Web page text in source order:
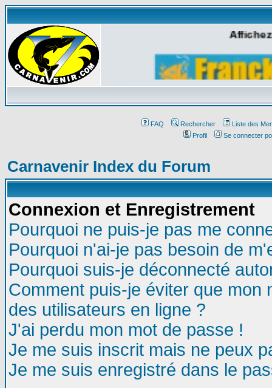
FAQ Rechercher
Liste des
Profil
Se connecter
Carnavenir Index du Forum
Connexion et Enregistrement
Pourquoi ne puis-je pas me
Pourquoi n'ai-je pas besoin de
Pourquoi suis-je déconnecté
Comment puis-je éviter que mon
des utilisateurs en ligne ?
J'ai perdu mon mot de passe !
Je me suis inscrit mais ne peux
Je me suis enregistré dans le